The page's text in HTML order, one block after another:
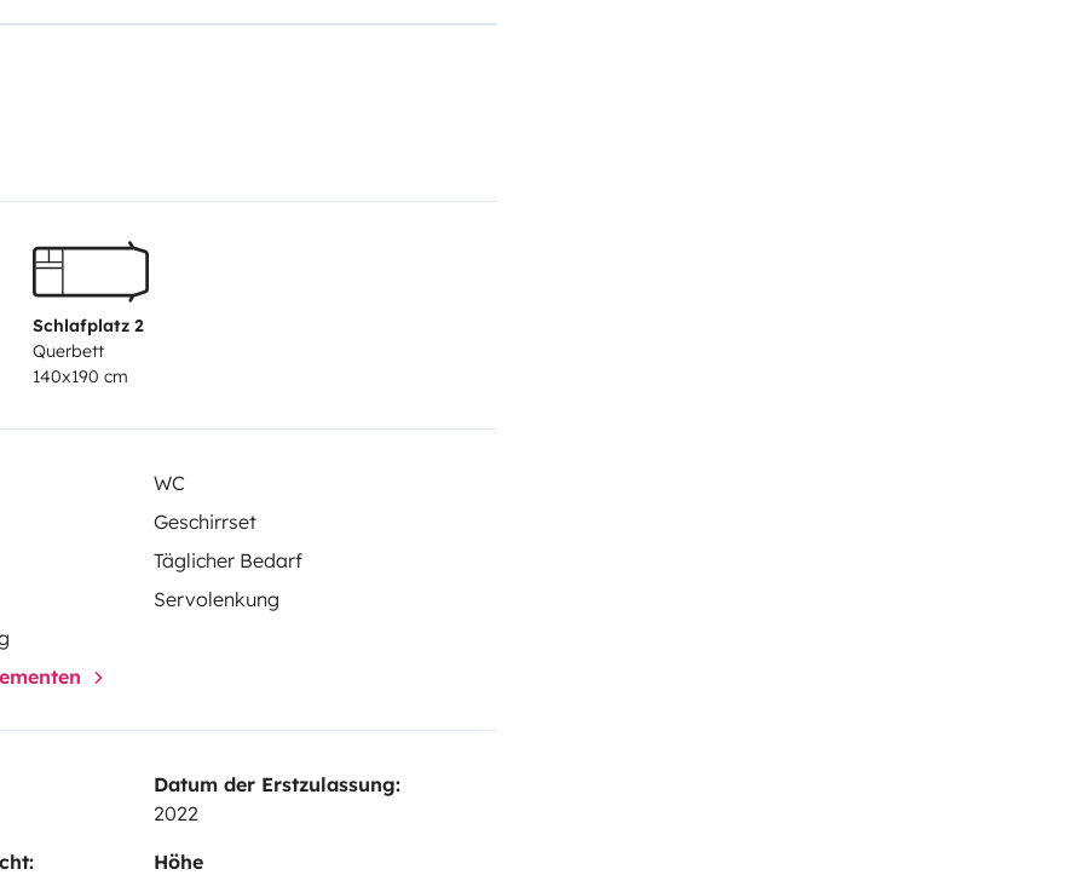
modulables en 2 ou 3
kilomètre dépassé. Assurance
chèque de 80€ si celui ci est
Schlafplatz 2
Querbett
140x190 cm
WC
Geschirrset
Täglicher Bedarf
Servolenkung
Datum der Erstzulassung:
2022
Höhe